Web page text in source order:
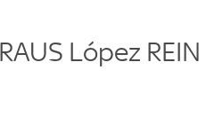
López REIN